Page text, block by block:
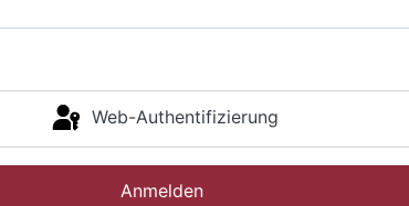
Web-Authentifizierung
Anmelden